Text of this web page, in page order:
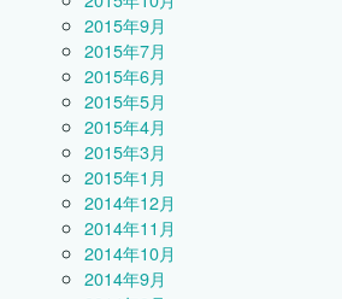
2015年9月
2015年7月
2015年6月
2015年5月
2015年4月
2015年3月
2015年1月
2014年12月
2014年11月
2014年10月
2014年9月